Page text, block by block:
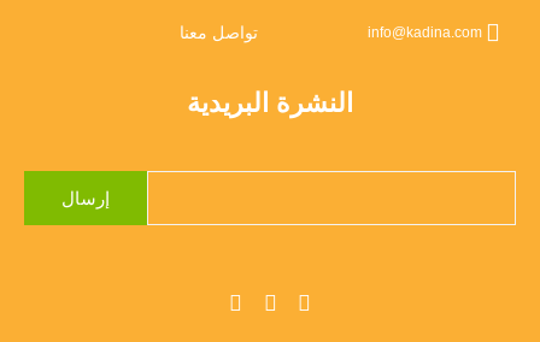
info@kadina.com تواصل معنا
النشرة البريدية
إرسال